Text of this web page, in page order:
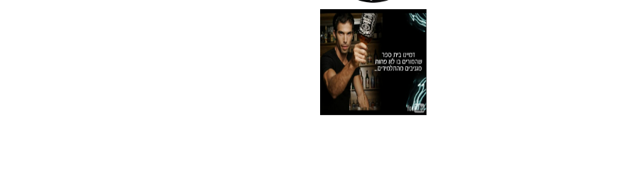
איסי מיאקי לגבר L'eau D'issey
Pour Homme125ML by I
285
₪
מידע נוסף